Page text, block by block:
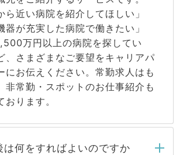
ら近い病院を紹介してほしい」
器が充実した病院で働きたい」
万円以上の病院を探してい
、さまざまなご要望をキャリアパ
にお伝えください。常勤求人はも
非常勤・スポットのお仕事紹介も
おります。
は何をすればよいのですか